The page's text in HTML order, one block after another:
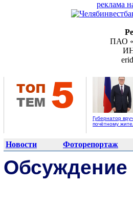
реклама
ПАО
Губернатор
почётному
Новости Фоторепортаж